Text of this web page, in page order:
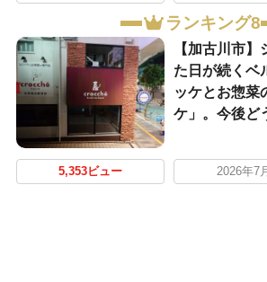
ランキング8
【加古川市
た日が続くベ
ッケとお惣菜
ケ」。今後ど
5,353ビュー 2026年7